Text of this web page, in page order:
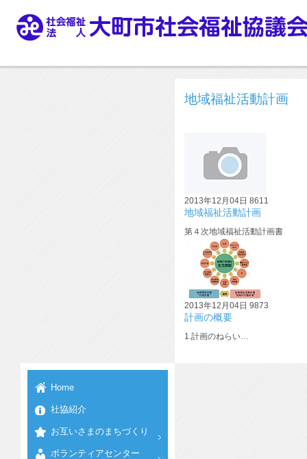
地域福祉活動計画
2013年12月04日 8611
地域福祉活動計画
第４次地域福祉活動計画書
2013年12月04日 9873
計画の概要
1.計画のねらい…
Home
社協紹介
お互いさまのまちづくり
ボランティアセンター